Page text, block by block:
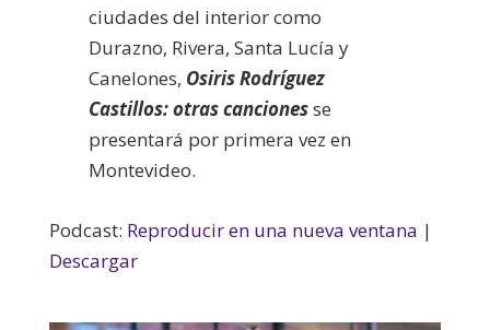
ciudades del interior como
Durazno, Rivera, Santa Lucía y
Canelones, Osiris Rodríguez
Castillos: otras cancionesse
presentará por primera vez en
Montevideo.
Podcast: Reproducir en una nueva ventana |
Descargar